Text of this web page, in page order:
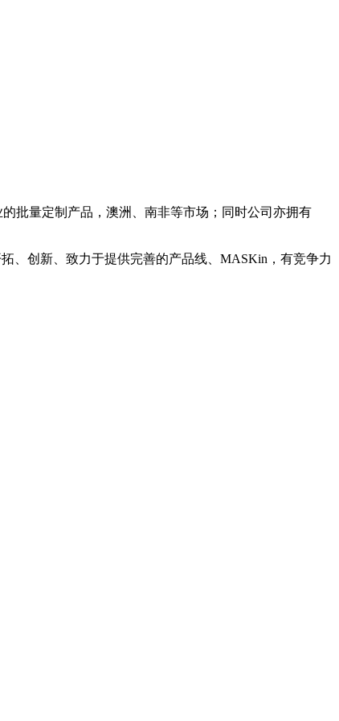
批量定制产品，澳洲、南非等市场；同时公司亦拥有
、创新、致力于提供完善的产品线、MASKin，有竞争力